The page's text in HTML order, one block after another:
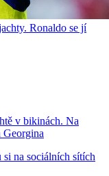
Ronaldo se jí
v bikinách. Na
Georgina
na sociálních sítích